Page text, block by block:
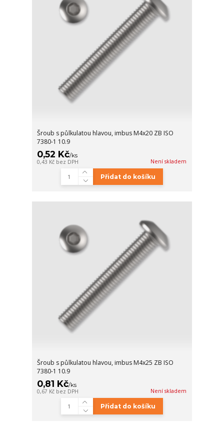
Šroub s půlkulatou hlavou, imbus M4x20 ZB ISO
7380-1 10.9
0,52 Kč/ks
0,43 Kč bez DPH Není skladem
Přidat do košíku
Šroub s půlkulatou hlavou, imbus M4x25 ZB ISO
7380-1 10.9
0,81 Kč/ks
0,67 Kč bez DPH Není skladem
Přidat do košíku